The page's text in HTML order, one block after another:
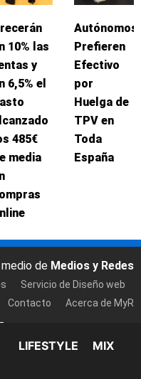
10% las
y
6,5% el
485€
media
Autónomos
Prefieren
Efectivo
por
Huelga de
TPV en
Toda
España
de Medios y Redes
Servicio de Diseño web
Contacto
Acerca de MyR
LIFESTYLE MIX